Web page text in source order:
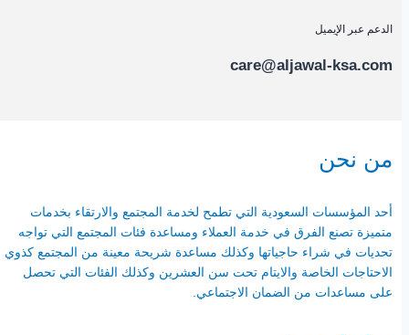
الدعم عبر الإيميل
care@aljawal-ksa.com
من نحن
أحد المؤسسات السعودية التي تطمح لخدمة المجتمع والارتقاء بخدمات
متميزة تصنع الفرق في خدمة العملاء ومساعدة فئات المجتمع التي تواجه
تحديات في شراء حاجياتها وكذلك مساعدة شريحة معينة من المجتمع كذوي
الاحتاجات الخاصة والايتام تحت سن العشرين وكذلك الفئات التي تحصل
على مساعدات من الضمان الاجتماعي.